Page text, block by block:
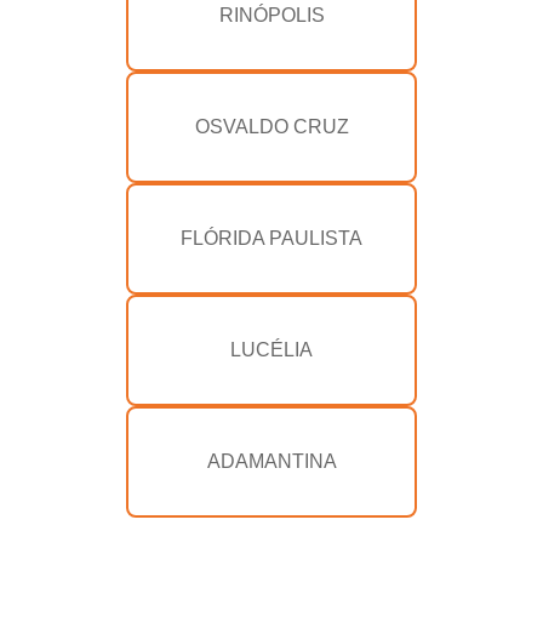
RINÓPOLIS
OSVALDO CRUZ
FLÓRIDA PAULISTA
LUCÉLIA
ADAMANTINA